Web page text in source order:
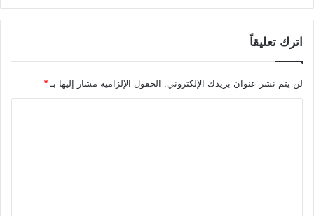
اترك تعليقاً
لن يتم نشر عنوان بريدك الإلكتروني. الحقول الإلزامية مشار إليها بـ *